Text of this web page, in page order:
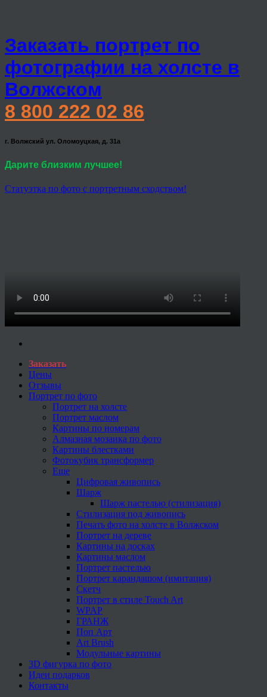
Заказать портрет по
фотографии на холсте в
Волжском
8 800 222 02 86
г. Волжский ул. Оломоуцкая, д. 31а
Дарите близким лучшее!
Статуэтка по фото с портретным сходством!
Заказать
Цены
Отзывы
Портрет по фото
Портрет на холсте
Портрет маслом
Картины по номерам
Алмазная мозаика по фото
Картины блестками
Фотокубик трансформер
Еще
Цифровая живопись
Шарж
Шарж пастелью (стилизация)
Стилизация под живопись
Печать фото на холсте в Волжском
Портрет на дереве
Картины на досках
Картины маслом
Портрет пастелью
Портрет карандашом (имитация)
Скетч
Портрет в стиле Touch Art
WPAP
ГРАНЖ
Поп Арт
Art Brush
Модульные картины
3D фигурка по фото
Идеи подарков
Контакты